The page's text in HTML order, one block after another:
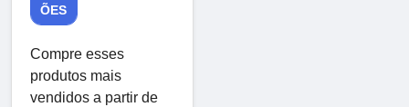
ÕES
Compre esses
produtos mais
vendidos a partir de